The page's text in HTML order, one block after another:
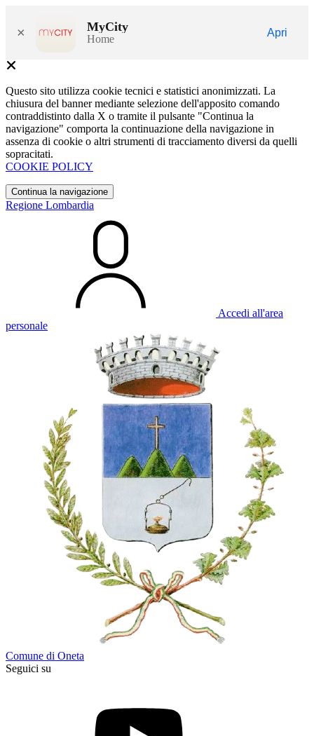
× MyCity
Home
Apri
Questo sito utilizza cookie tecnici e statistici anonimizzati. La
chiusura del banner mediante selezione dell'apposito comando
contraddistinto dalla X o tramite il pulsante "Continua la
navigazione" comporta la continuazione della navigazione in
assenza di cookie o altri strumenti di tracciamento diversi da quelli
sopracitati.
COOKIE POLICY
Continua la navigazione
Regione Lombardia
Accedi all'area
personale
Comune di Oneta
Seguici su